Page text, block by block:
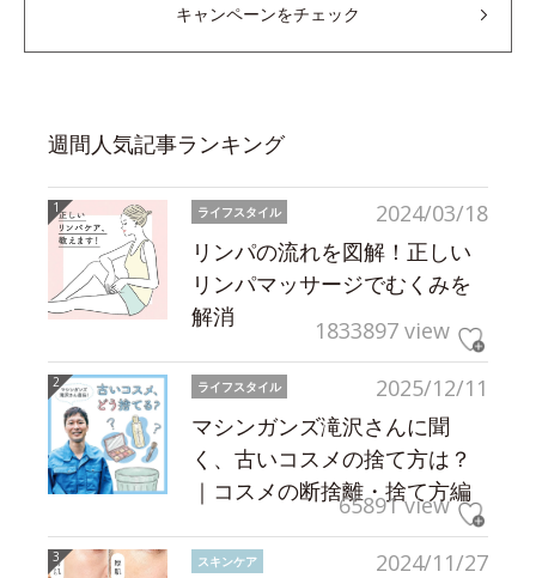
キャンペーンをチェック
週間人気記事ランキング
2024/03/18
ライフスタイル
リンパの流れを図解！正しい
リンパマッサージでむくみを
解消
1833897 view
2025/12/11
ライフスタイル
マシンガンズ滝沢さんに聞
く、古いコスメの捨て方は？
｜コスメの断捨離・捨て方編
65891 view
2024/11/27
スキンケア